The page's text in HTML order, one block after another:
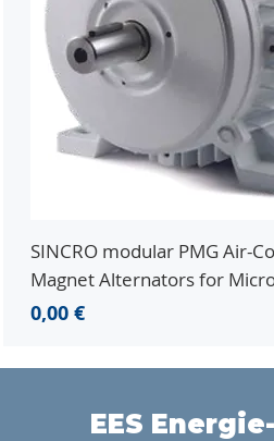
SINCRO modular PMG Air-
Magnet Alternators for
Precio
0,00 €
EES Energie-